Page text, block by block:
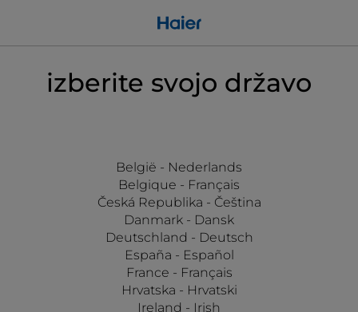
izberite svojo državo
België - Nederlands
Belgique - Français
Česká Republika - Čeština
Danmark - Dansk
Deutschland - Deutsch
España - Español
France - Français
Hrvatska - Hrvatski
Ireland - Irish